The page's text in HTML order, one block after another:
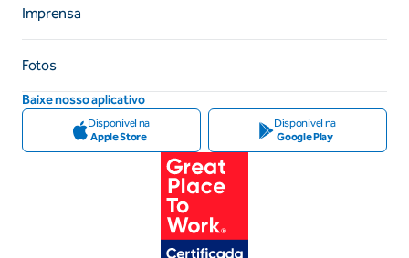
Imprensa
Fotos
Baixe nosso aplicativo
Disponível na
Apple Store
Disponível na
Google Play